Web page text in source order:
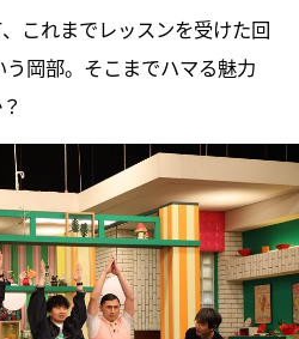
これまでレッスンを受けた回
岡部。そこまでハマる魅力